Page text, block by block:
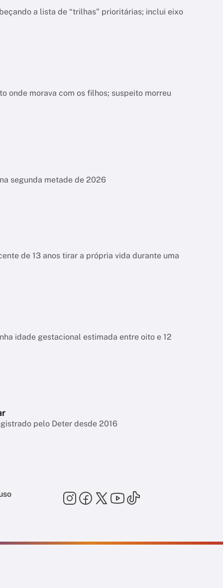
a lista de “trilhas" prioritárias; inclui eixo
onde morava com os filhos; suspeito morreu
segunda metade de 2026
de 13 anos tirar a própria vida durante uma
idade gestacional estimada entre oito e 12
pelo Deter desde 2016